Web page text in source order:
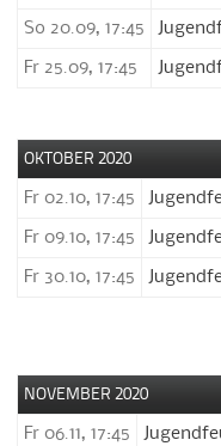
So 20.09, 17:45
Fr 25.09, 17:45
OKTOBER 2020
Fr 02.10, 17:45
Fr 09.10, 17:45
Fr 30.10, 17:45
NOVEMBER 2020
Fr 06.11, 17:45